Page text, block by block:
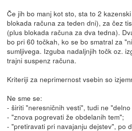
Če jih bo manj kot sto, sta to 2
blokada računa za teden dni), za čez
(plus blokada računa za dva tedna).
bo pri 60 točkah, ko se bo smatral za
sumljivega. Izguba nadaljnjih točk oz.
trajni suspenz računa.
Kriteriji za neprimernost vsebin so
Ne sme se:
- širiti "neresničnih vesti", tudi ne
- "znova pogrevati že obdelanih tem";
- "pretiravati pri navajanju dejstev", po